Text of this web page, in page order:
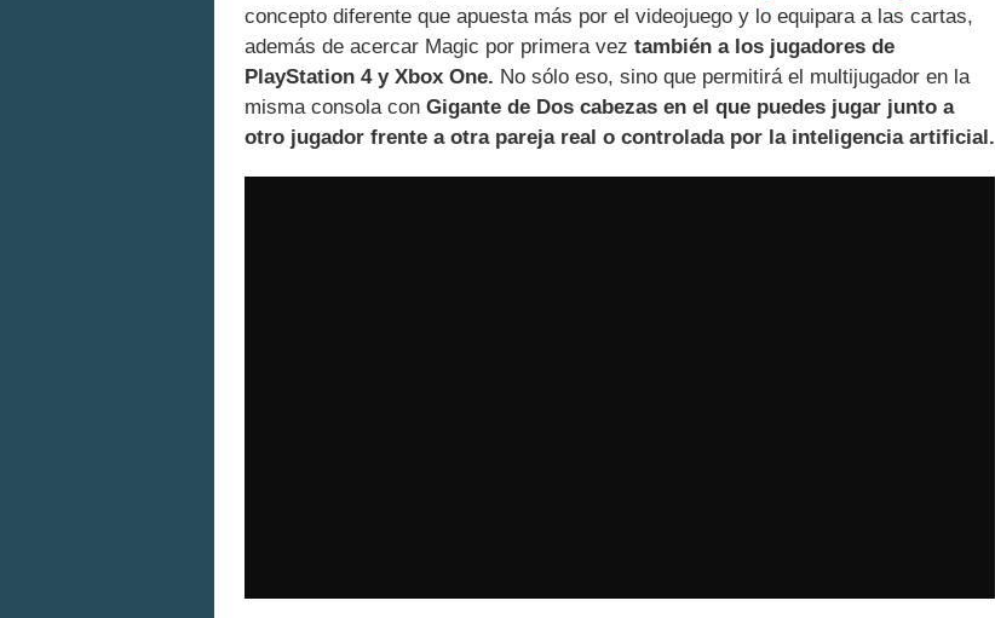
concepto diferente que apuesta más por el videojuego y lo equipara a las cartas,
además de acercar Magic por primera vez también a los jugadores de
PlayStation 4 y Xbox One. No sólo eso, sino que permitirá el multijugador en la
misma consola con Gigante de Dos cabezas en el que puedes jugar junto a
otro jugador frente a otra pareja real o controlada por la inteligencia artificial.